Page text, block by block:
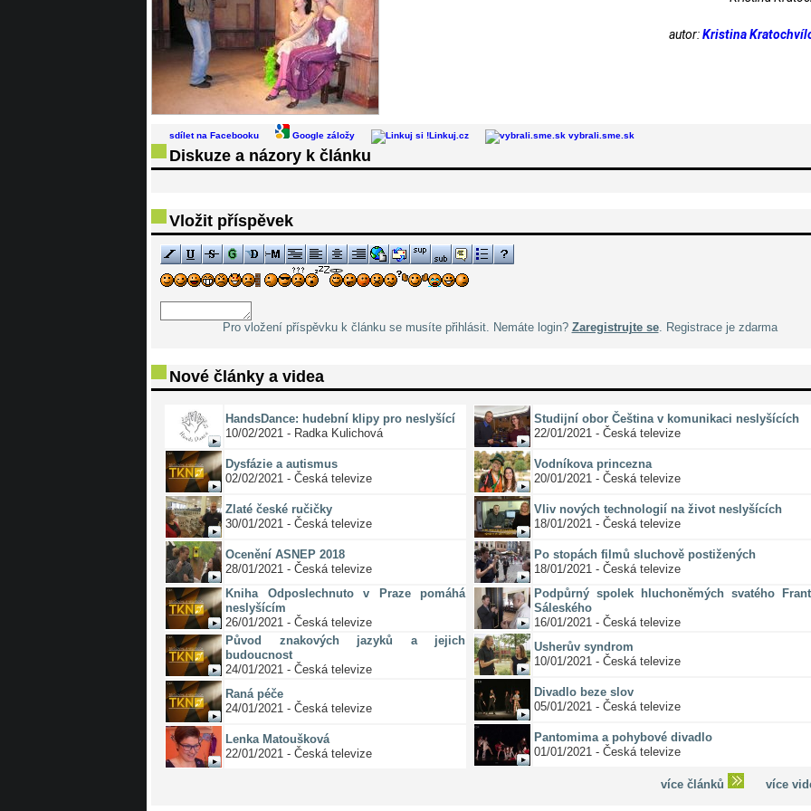
autor:Kristina
sdílet na Facebooku Google záložy Linkuj.cz vybrali.sme.sk
Diskuze a názory k článku
Vložit příspěvek
Pro vložení příspěvku k článku se musíte přihlásit. Nemáte login? Zaregistrujte se. Registrace je zdarma
Nové články a videa
HandsDance: hudební klipy pro neslyšící
10/02/2021 - Radka Kulichová
Dysfázie a autismus
02/02/2021 - Česká televize
Zlaté české ručičky
30/01/2021 - Česká televize
Ocenění ASNEP 2018
28/01/2021 - Česká televize
Kniha Odposlechnuto v Praze pomáhá
neslyšícím
26/01/2021 - Česká televize
Původ znakových jazyků a jejich
budoucnost
24/01/2021 - Česká televize
Raná péče
24/01/2021 - Česká televize
Lenka Matoušková
22/01/2021 - Česká televize
Studijní obor Čeština v komunikaci neslyšících
22/01/2021 - Česká televize
Vodníkova princezna
20/01/2021 - Česká televize
Vliv nových technologií na život neslyšících
18/01/2021 - Česká televize
Po stopách filmů sluchově postižených
18/01/2021 - Česká televize
Podpůrný spolek hluchoněmých svatého
Sáleského
16/01/2021 - Česká televize
Usherův syndrom
10/01/2021 - Česká televize
Divadlo beze slov
05/01/2021 - Česká televize
Pantomima a pohybové divadlo
01/01/2021 - Česká televize
více článků více